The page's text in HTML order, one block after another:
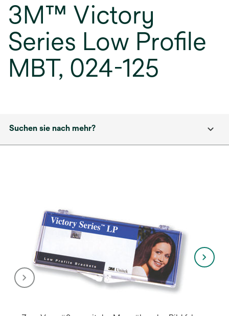
3M™ Victory
Series Low Profile
MBT, 024-125
Suchen sie nach mehr?